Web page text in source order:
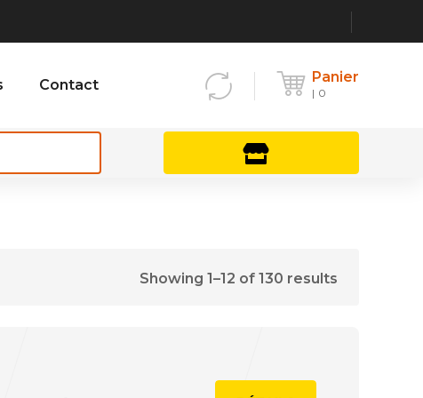
Panier
0
Contact
ORANGE – 50 Shores
DOUBLE LEVRE + PU ROUGE
Showing 1–12 of 130 results